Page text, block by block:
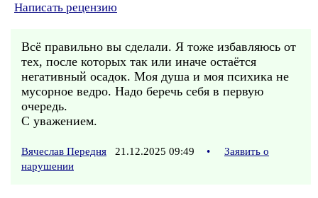
Написать рецензию
Всё правильно вы сделали. Я тоже избавляюсь от
тех, после которых так или иначе остаётся
негативный осадок. Моя душа и моя психика не
мусорное ведро. Надо беречь себя в первую
очередь.
С уважением.
Вячеслав Передня 21.12.2025 09:49 •
Заявить о
нарушении